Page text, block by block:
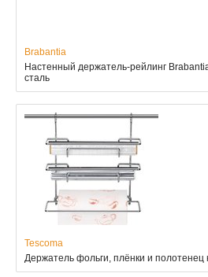
Brabantia
Настенный держатель-рейлинг
сталь
Tescoma
Держатель фольги, плёнки и полотенец